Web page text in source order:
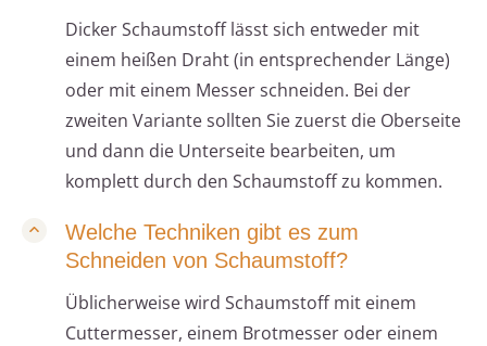
Dicker Schaumstoff lässt sich entweder mit
einem heißen Draht (in entsprechender Länge)
oder mit einem Messer schneiden. Bei der
zweiten Variante sollten Sie zuerst die Oberseite
und dann die Unterseite bearbeiten, um
komplett durch den Schaumstoff zu kommen.
Welche Techniken gibt es zum
Schneiden von Schaumstoff?
Üblicherweise wird Schaumstoff mit einem
Cuttermesser, einem Brotmesser oder einem